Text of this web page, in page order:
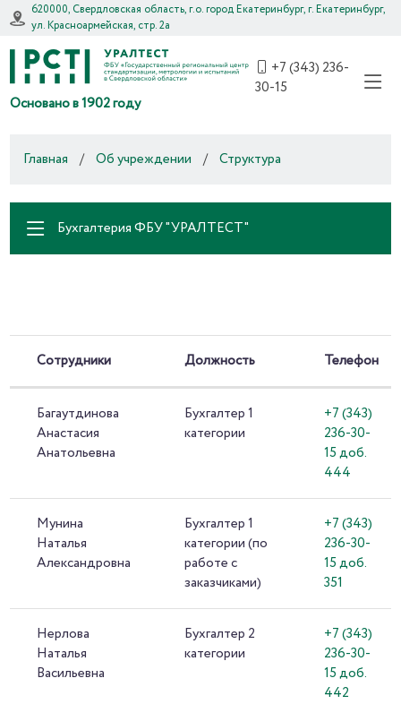
620000, Свердловская область, г.о. город Екатеринбург, г. Екатеринбург,
ул. Красноармейская, стр. 2а
Основано в 1902 году
+7 (343) 236-
30-15
Главная / Об учреждении / Структура
Бухгалтерия ФБУ "УРАЛТЕСТ"
Сотрудники Должность Телефон
Багаутдинова
Анастасия
Анатольевна
Бухгалтер 1
категории
+7 (343)
236-30-
15 доб.
444
Мунина
Наталья
Александровна
Бухгалтер 1
категории (по
работе с
заказчиками)
+7 (343)
236-30-
15 доб.
351
Нерлова
Наталья
Васильевна
Бухгалтер 2
категории
+7 (343)
236-30-
15 доб.
442